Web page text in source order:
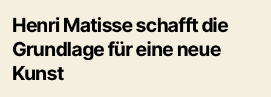
Henri Matisse schafft die
Grundlage für eine neue
Kunst